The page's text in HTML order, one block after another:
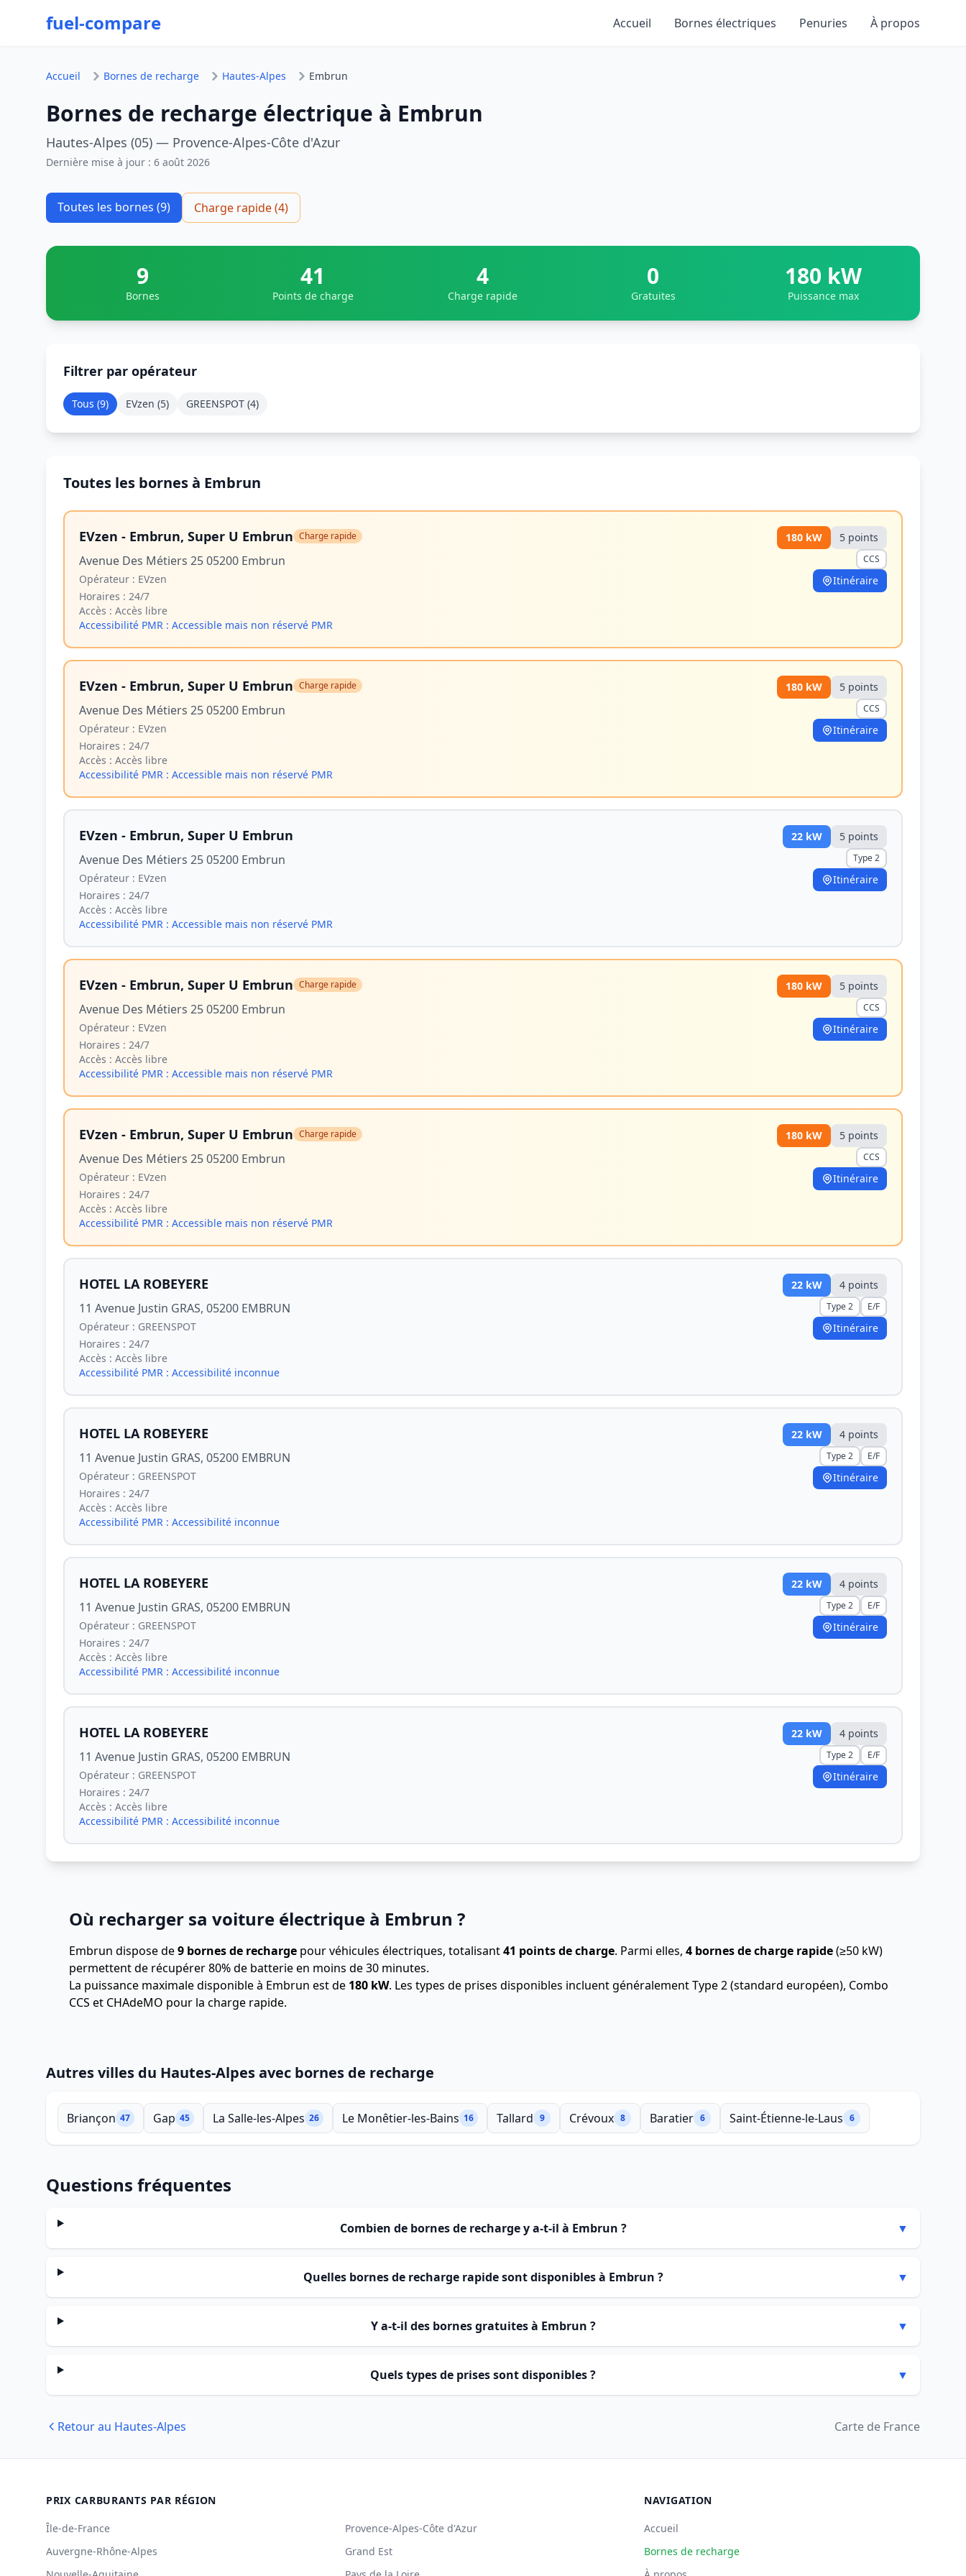
fuel-compare Accueil Bornes électriques Penuries À propos
Accueil Bornes de recharge Hautes-Alpes Embrun
Bornes de recharge électrique à Embrun
Hautes-Alpes (05) — Provence-Alpes-Côte d'Azur
Dernière mise à jour : 6 août 2026
Toutes les bornes (9) Charge rapide (4)
9
Bornes
41
Points de charge
4
Charge rapide
0
Gratuites
180 kW
Puissance max
Filtrer par opérateur
Tous (9) EVzen (5) GREENSPOT (4)
Toutes les bornes à Embrun
EVzen - Embrun, Super U Embrun Charge rapide
Avenue Des Métiers 25 05200 Embrun
Opérateur : EVzen
Horaires : 24/7
Accès : Accès libre
Accessibilité PMR : Accessible mais non réservé PMR
180 kW 5 points
CCS
Itinéraire
EVzen - Embrun, Super U Embrun Charge rapide
Avenue Des Métiers 25 05200 Embrun
Opérateur : EVzen
Horaires : 24/7
Accès : Accès libre
Accessibilité PMR : Accessible mais non réservé PMR
180 kW 5 points
CCS
Itinéraire
EVzen - Embrun, Super U Embrun
Avenue Des Métiers 25 05200 Embrun
Opérateur : EVzen
Horaires : 24/7
Accès : Accès libre
Accessibilité PMR : Accessible mais non réservé PMR
22 kW 5 points
Type 2
Itinéraire
EVzen - Embrun, Super U Embrun Charge rapide
Avenue Des Métiers 25 05200 Embrun
Opérateur : EVzen
Horaires : 24/7
Accès : Accès libre
Accessibilité PMR : Accessible mais non réservé PMR
180 kW 5 points
CCS
Itinéraire
EVzen - Embrun, Super U Embrun Charge rapide
Avenue Des Métiers 25 05200 Embrun
Opérateur : EVzen
Horaires : 24/7
Accès : Accès libre
Accessibilité PMR : Accessible mais non réservé PMR
180 kW 5 points
CCS
Itinéraire
HOTEL LA ROBEYERE
11 Avenue Justin GRAS, 05200 EMBRUN
Opérateur : GREENSPOT
Horaires : 24/7
Accès : Accès libre
Accessibilité PMR : Accessibilité inconnue
22 kW 4 points
Type 2 E/F
Itinéraire
HOTEL LA ROBEYERE
11 Avenue Justin GRAS, 05200 EMBRUN
Opérateur : GREENSPOT
Horaires : 24/7
Accès : Accès libre
Accessibilité PMR : Accessibilité inconnue
22 kW 4 points
Type 2 E/F
Itinéraire
HOTEL LA ROBEYERE
11 Avenue Justin GRAS, 05200 EMBRUN
Opérateur : GREENSPOT
Horaires : 24/7
Accès : Accès libre
Accessibilité PMR : Accessibilité inconnue
22 kW 4 points
Type 2 E/F
Itinéraire
HOTEL LA ROBEYERE
11 Avenue Justin GRAS, 05200 EMBRUN
Opérateur : GREENSPOT
Horaires : 24/7
Accès : Accès libre
Accessibilité PMR : Accessibilité inconnue
22 kW 4 points
Type 2 E/F
Itinéraire
Où recharger sa voiture électrique à Embrun ?
Embrun dispose de9 bornes de recharge pour véhicules électriques, totalisant41 points de charge. Parmi elles, 4 bornes de charge rapide(≥50 kW)
permettent de récupérer 80% de batterie en moins de 30 minutes.
La puissance maximale disponible à Embrun est de 180 kW. Les types de prises disponibles incluent généralement Type 2 (standard européen), Combo
CCS et CHAdeMO pour la charge rapide.
Autres villes du Hautes-Alpes avec bornes de recharge
Briançon 47 Gap 45 La Salle-les-Alpes 26 Le Monêtier-les-Bains 16 Tallard 9 Crévoux 8 Baratier 6 Saint-Étienne-le-Laus 6
Questions fréquentes
Combien de bornes de recharge y a-t-il à Embrun ? ▼
Quelles bornes de recharge rapide sont disponibles à Embrun ? ▼
Y a-t-il des bornes gratuites à Embrun ? ▼
Quels types de prises sont disponibles ? ▼
Retour au Hautes-Alpes Carte de France
PRIX CARBURANTS PAR RÉGION
Île-de-France
Auvergne-Rhône-Alpes
Provence-Alpes-Côte d'Azur
Grand Est
NAVIGATION
Accueil
Bornes de recharge